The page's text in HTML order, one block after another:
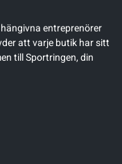
entreprenörer
att varje butik har sitt
till Sportringen, din